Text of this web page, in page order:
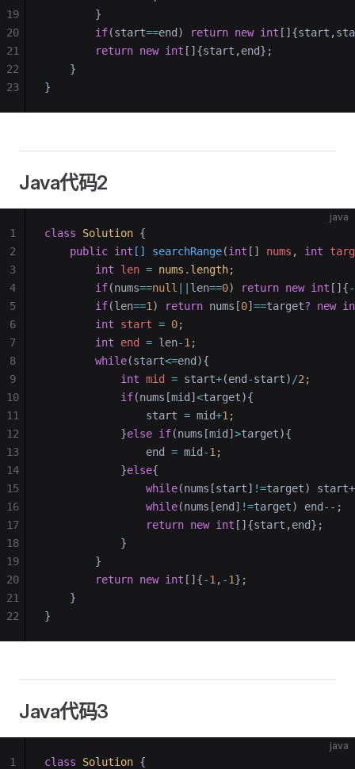
        }
        if
(start==end) return new int
        return
new int []{start,end};
    }
}
19
20
21
22
23
Java代码2
java
class Solution {
    public
int [] searchRange(int [] nums , int
        int
len = nums . length;
        if
(nums==null len==0) return new int []{-
        if
(len==1 ) return nums[0] ==target? new
        int
start = 0;
        int
end = len-1 ;
        while
(start<=end){
            int
mid = start+(end -start) /2 ;
            if
(nums[mid] <target){
                start
= mid+1 ;
            }
else if(nums[mid] >target){
                end
= mid -1 ;
            }
else{
                while
(nums[start] !=target)
                while
(nums[end] !=target) end--;
                return
new int []{start,end};
            }
        }
        return
new int []{-1 , -1};
    }
}
1
2
3
4
5
6
7
8
9
10
11
12
13
14
15
16
17
18
19
20
21
22
Java代码3
java
class Solution {
1